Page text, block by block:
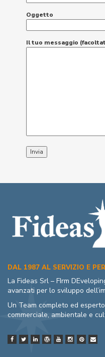
Oggetto
Il tuo messaggio
DAL 1987 AL SERVIZIO E
La Fideas Srl – FIrm
avanzati per lo sviluppo
Un Team completo ed
commerciale, ambientale e